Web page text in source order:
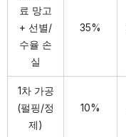
료 망고
+ 선별/
수율 손
실
35%
1차 가공
(펄핑/정
제)
10%